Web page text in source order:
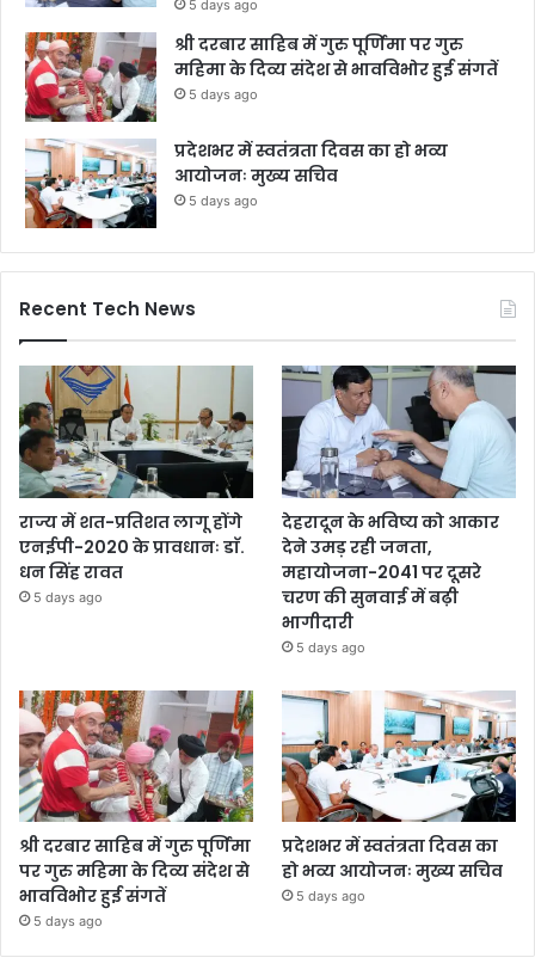
5 days ago
श्री दरबार साहिब में गुरु पूर्णिमा पर गुरु
महिमा के दिव्य संदेश से भावविभोर हुई संगतें
5 days ago
प्रदेशभर में स्वतंत्रता दिवस का हो भव्य
आयोजनः मुख्य सचिव
5 days ago
Recent Tech News
राज्य में शत-प्रतिशत लागू होंगे
एनईपी-2020 के प्रावधानः डाॅ.
धन सिंह रावत
5 days ago
देहरादून के भविष्य को आकार
देने उमड़ रही जनता,
महायोजना-2041 पर दूसरे
चरण की सुनवाई में बढ़ी
भागीदारी
5 days ago
श्री दरबार साहिब में गुरु पूर्णिमा
पर गुरु महिमा के दिव्य संदेश से
भावविभोर हुई संगतें
5 days ago
प्रदेशभर में स्वतंत्रता दिवस का
हो भव्य आयोजनः मुख्य सचिव
5 days ago